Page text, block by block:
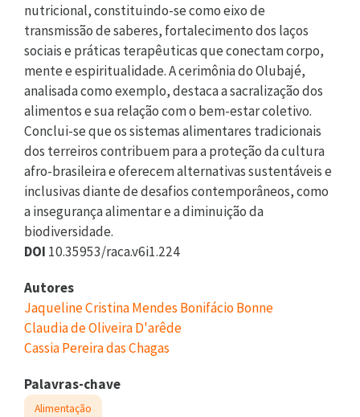
nutricional, constituindo-se como eixo de
transmissão de saberes, fortalecimento dos laços
sociais e práticas terapêuticas que conectam corpo,
mente e espiritualidade. A cerimônia do Olubajé,
analisada como exemplo, destaca a sacralização dos
alimentos e sua relação com o bem-estar coletivo.
Conclui-se que os sistemas alimentares tradicionais
dos terreiros contribuem para a proteção da cultura
afro-brasileira e oferecem alternativas sustentáveis e
inclusivas diante de desafios contemporâneos, como
a insegurança alimentar e a diminuição da
biodiversidade.
DOI 10.35953/raca.v6i1.224
Autores
Jaqueline Cristina Mendes Bonifácio Bonne
Claudia de Oliveira D'arêde
Cassia Pereira das Chagas
Palavras-chave
Alimentação